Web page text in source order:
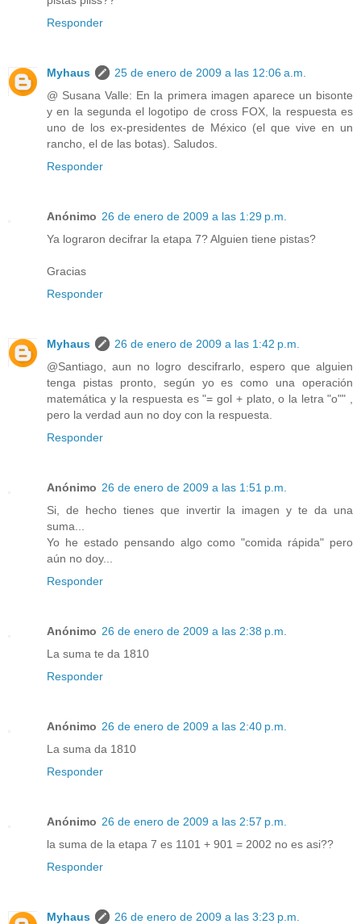
Responder
Myhaus
25 de enero de 2009 a las 12:06 a.m.
@ Susana Valle: En la primera imagen aparece un bisonte
y en la segunda el logotipo de cross FOX, la respuesta es
uno de los ex-presidentes de México (el que vive en un
rancho, el de las botas). Saludos.
Responder
Anónimo 26 de enero de 2009 a las 1:29 p.m.
Ya lograron decifrar la etapa 7? Alguien tiene pistas?
Gracias
Responder
Myhaus
26 de enero de 2009 a las 1:42 p.m.
@Santiago, aun no logro descifrarlo, espero que alguien
tenga pistas pronto, según yo es como una operación
matemática y la respuesta es "= gol + plato, o la letra "o"" ,
pero la verdad aun no doy con la respuesta.
Responder
Anónimo 26 de enero de 2009 a las 1:51 p.m.
Si, de hecho tienes que invertir la imagen y te da una
suma...
Yo he estado pensando algo como "comida rápida" pero
aún no doy...
Responder
Anónimo 26 de enero de 2009 a las 2:38 p.m.
La suma te da 1810
Responder
Anónimo 26 de enero de 2009 a las 2:40 p.m.
La suma da 1810
Responder
Anónimo 26 de enero de 2009 a las 2:57 p.m.
la suma de la etapa 7 es 1101 + 901 = 2002 no es asi??
Responder
Myhaus
26 de enero de 2009 a las 3:23 p.m.